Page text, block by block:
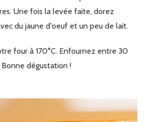
Une fois la levée faite, dorez
du jaune d'oeuf et un peu de lait.
dégustation !